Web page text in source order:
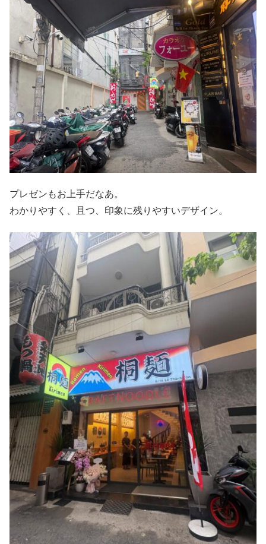
プレゼンもお上手だなあ。
わかりやすく、且つ、印象に残りやすいデザイン。